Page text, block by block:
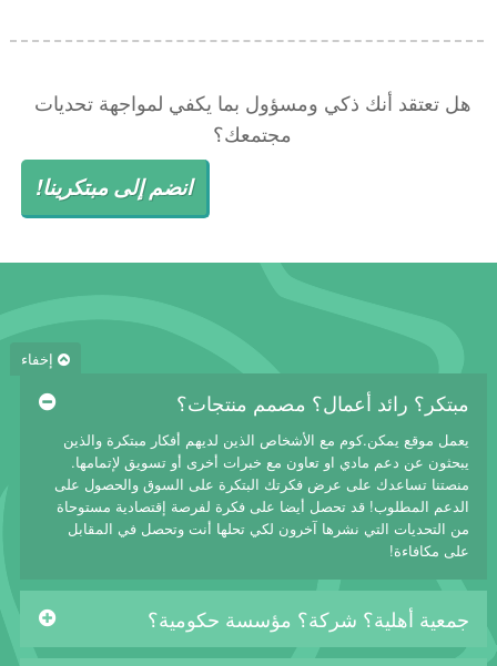
هل تعتقد أنك ذكي ومسؤول بما يكفي لمواجهة تحديات
مجتمعك؟
انضم إلى مبتكرينا!
إخفاء
مبتكر؟ رائد أعمال؟ مصمم منتجات؟
يعمل موقع يمكن.كوم مع الأشخاص الذين لديهم أفكار مبتكرة والذين
يبحثون عن دعم مادي او تعاون مع خبرات أخرى أو تسويق لإتمامها.
منصتنا تساعدك على عرض فكرتك البتكرة على السوق والحصول على
الدعم المطلوب! قد تحصل أيضا على فكرة لفرصة إقتصادية مستوحاة
من التحديات التي نشرها آخرون لكي تحلها أنت وتحصل في المقابل
على مكافاءة!
جمعية أهلية؟ شركة؟ مؤسسة حكومية؟